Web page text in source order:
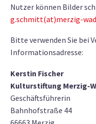
Nutzer können Bilder
g.schmitt(at)merzig-
Bitte verwenden Sie bei
Informationsadresse:
Kerstin Fischer
Kulturstiftung Merzig-
Geschäftsführerin
Bahnhofstraße 44